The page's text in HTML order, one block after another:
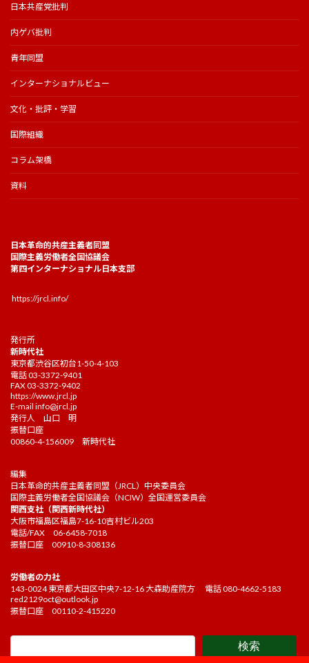
日本共産党批判
内ゲバ批判
青年同盟
インターナショナルビュー
文化・批評・学習
国際組織
コラム架橋
資料
日本革命的共産主義者同盟
国際主義労働者全国協議会
第四インターナショナル日本支部
https://jrcl.info/
発行所
新時代社
東京都渋谷区初台1-50-4-103
電話 03-3372-9401
FAX 03-3372-9402
https://www.jrcl.jp
E-mail info@jrcl.jp
発行人 山口 明
振替口座
00860-4-156009 新時代社
編集
日本革命的共産主義者同盟（JRCL）中央委員会
国際主義労働者全国協議会（NCIW）全国運営委員会
関西支社（関西新時代社）
大阪市福島区福島7-16-10吉村ビル203
電話/FAX 06-6458-7018
振替口座 00910-8-308136
労働者の力社
143-0024 東京都大田区中央7-12-16 大森助産院方 電話 080-4662-5183
red2129oct@outlook.jp
振替口座 00110-2-415220
検索